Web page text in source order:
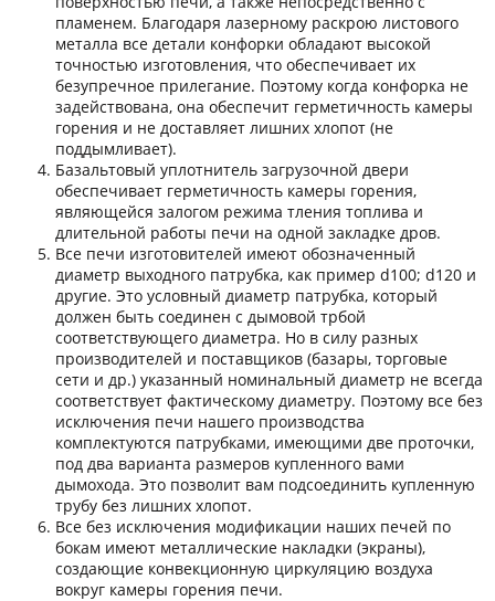
пламенем. Благодаря лазерному раскрою листового
металла все детали конфорки обладают высокой
точностью изготовления, что обеспечивает их
безупречное прилегание. Поэтому когда конфорка не
задействована, она обеспечит герметичность камеры
горения и не доставляет лишних хлопот (не
поддымливает).
Базальтовый уплотнитель загрузочной двери
обеспечивает герметичность камеры горения,
являющейся залогом режима тления топлива и
длительной работы печи на одной закладке дров.
Все печи изготовителей имеют обозначенный
диаметр выходного патрубка, как пример d100; d120 и
другие. Это условный диаметр патрубка, который
должен быть соединен с дымовой трбой
соответствующего диаметра. Но в силу разных
производителей и поставщиков (базары, торговые
сети и др.) указанный номинальный диаметр не всегда
соответствует фактическому диаметру. Поэтому все без
исключения печи нашего производства
комплектуются патрубками, имеющими две проточки,
под два варианта размеров купленного вами
дымохода. Это позволит вам подсоединить купленную
трубу без лишних хлопот.
Все без исключения модификации наших печей по
бокам имеют металлические накладки (экраны),
создающие конвекционную циркуляцию воздуха
вокруг камеры горения печи.